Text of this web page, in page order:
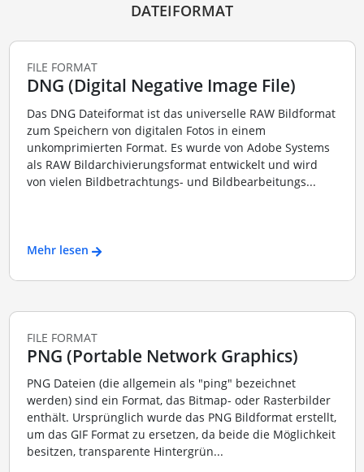
DATEIFORMAT
FILE FORMAT
DNG (Digital Negative Image File)
Das DNG Dateiformat ist das universelle RAW Bildformat
zum Speichern von digitalen Fotos in einem
unkomprimierten Format. Es wurde von Adobe Systems
als RAW Bildarchivierungsformat entwickelt und wird
von vielen Bildbetrachtungs- und Bildbearbeitungs...
Mehr lesen
FILE FORMAT
PNG (Portable Network Graphics)
PNG Dateien (die allgemein als "ping" bezeichnet
werden) sind ein Format, das Bitmap- oder Rasterbilder
enthält. Ursprünglich wurde das PNG Bildformat erstellt,
um das GIF Format zu ersetzen, da beide die Möglichkeit
besitzen, transparente Hintergrün...